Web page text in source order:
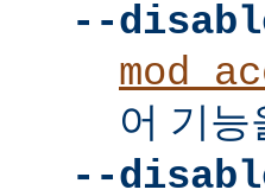
--
어 기능
--